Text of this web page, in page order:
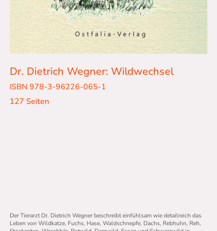
Dr. Dietrich Wegner: Wildwechsel
ISBN 978-3-96226-065-1
127 Seiten
Der Tierarzt Dr. Dietrich Wegner beschreibt einfühlsam wie detailreich das
Leben von Wildkatze, Fuchs, Hase, Waldschnepfe, Dachs, Rebhuhn, Reh,